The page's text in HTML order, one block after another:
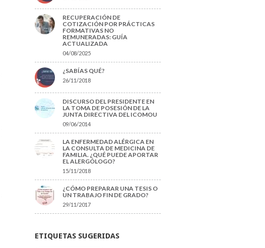
RECUPERACIÓN DE
COTIZACIÓN POR PRÁCTICAS
FORMATIVAS NO
REMUNERADAS: GUÍA
ACTUALIZADA
04/08/2025
¿SABÍAS QUÉ?
26/11/2018
DISCURSO DEL PRESIDENTE EN
LA TOMA DE POSESIÓN DE LA
JUNTA DIRECTIVA DEL ICOMOU
09/06/2014
LA ENFERMEDAD ALÉRGICA EN
LA CONSULTA DE MEDICINA DE
FAMILIA. ¿QUÉ PUEDE APORTAR
EL ALERGÓLOGO?
15/11/2018
¿CÓMO PREPARAR UNA TESIS O
UN TRABAJO FIN DE GRADO?
29/11/2017
ETIQUETAS SUGERIDAS